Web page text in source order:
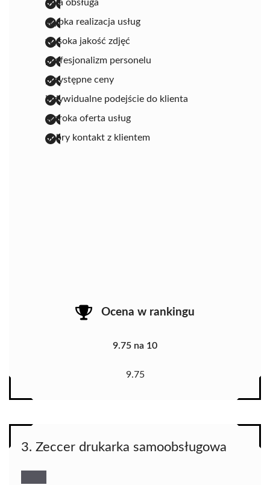
miła obsługa
szybka realizacja usług
wysoka jakość zdjęć
profesjonalizm personelu
przystępne ceny
indywidualne podejście do klienta
szeroka oferta usług
dobry kontakt z klientem
Ocena w rankingu
9.75 na 10
9.75
3. Zeccer drukarka samoobsługowa